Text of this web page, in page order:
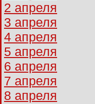
2 апреля
3 апреля
4 апреля
5 апреля
6 апреля
7 апреля
8 апреля